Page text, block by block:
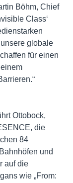
Böhm, Chief
Class‘
globale
für einen
Ottobock,
die
84
und
auf die
wie „From: